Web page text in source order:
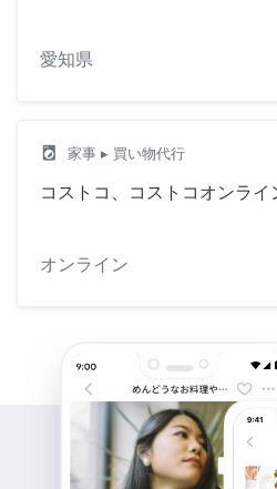
愛知県
local_laundry_service 家事 ▸ 買い物代行
コストコ、コストコオンライ
オンライン